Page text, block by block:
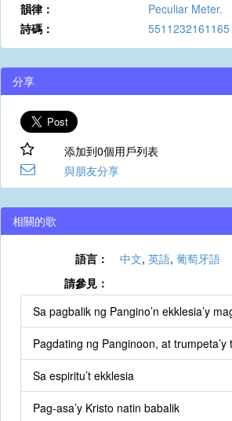
韻律：
Peculiar Meter.
詩碼：
5511232161165
分享
添加到0個用戶列表
與朋友分享
相關的歌
語言： 中文, 英語, 葡萄牙語
請參見：
Sa pagbalik ng Pangino’n ekklesia’y
Pagdating ng Panginoon, at trumpeta’y
Sa espiritu’t ekklesia
Pag-asa’y Kristo natin babalik